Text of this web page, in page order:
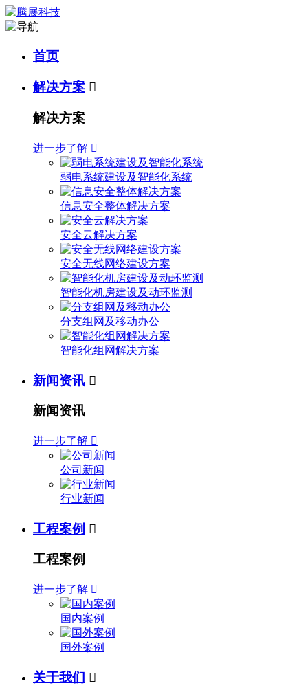
首页
解决方案 
解决方案
进一步了解 
弱电系统建设及智能化系统
信息安全整体解决方案
安全云解决方案
安全无线网络建设方案
智能化机房建设及动环监测
分支组网及移动办公
智能化组网解决方案
新闻资讯 
新闻资讯
进一步了解 
公司新闻
行业新闻
工程案例 
工程案例
进一步了解 
国内案例
国外案例
关于我们 